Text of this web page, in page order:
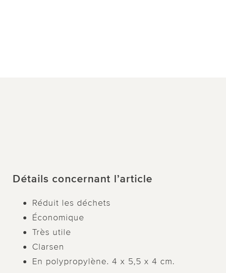
Détails concernant l’article
Réduit les déchets
Économique
Très utile
Clarsen
En polypropylène. 4 x 5,5 x 4 cm.